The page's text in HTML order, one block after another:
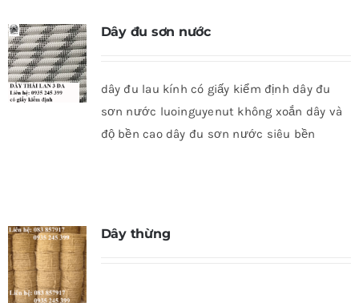
Dây đu sơn nước
dây đu lau kính có giấy kiểm định dây đu
sơn nước luoinguyenut không xoắn dây và
độ bền cao dây đu sơn nước siêu bền
Dây thừng